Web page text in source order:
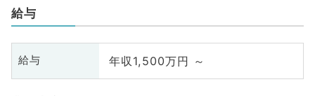
給与
給与 年収1,500万円 ～